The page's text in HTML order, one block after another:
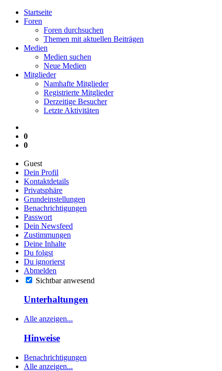
Startseite
Foren
Foren durchsuchen
Themen mit aktuellen Beiträgen
Medien
Medien suchen
Neue Medien
Mitglieder
Namhafte Mitglieder
Registrierte Mitglieder
Derzeitige Besucher
Letzte Aktivitäten
0
0
Guest
Dein Profil
Kontaktdetails
Privatsphäre
Grundeinstellungen
Benachrichtigungen
Passwort
Dein Newsfeed
Zustimmungen
Deine Inhalte
Du folgst
Du ignorierst
Abmelden
Sichtbar anwesend
Unterhaltungen
Alle anzeigen...
Hinweise
Benachrichtigungen
Alle anzeigen...